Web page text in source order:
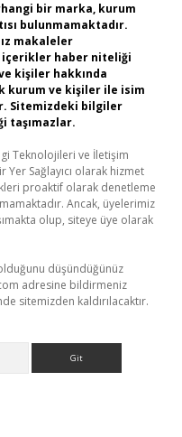
bir marka, kurum
bulunmamaktadır.
makaleler
içerikler haber niteliği
kişiler hakkında
kurum ve kişiler ile isim
Sitemizdeki bilgiler
taşımazlar.
Teknolojileri ve İletişim
Yer Sağlayıcı olarak hizmet
proaktif olarak denetleme
Ancak, üyelerimiz
olup, siteye üye olarak
düşündüğünüz
adresine bildirmeniz
sitemizden kaldırılacaktır.